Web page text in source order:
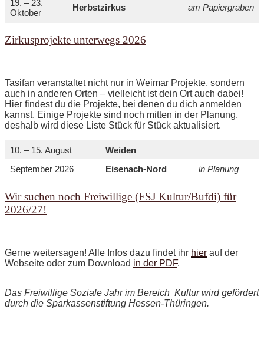
19. – 23.
Oktober
Herbstzirkus am Papiergraben
Zirkusprojekte unterwegs 2026
Tasifan veranstaltet nicht nur in Weimar Projekte, sondern
auch in anderen Orten – vielleicht ist dein Ort auch dabei!
Hier findest du die Projekte, bei denen du dich anmelden
kannst. Einige Projekte sind noch mitten in der Planung,
deshalb wird diese Liste Stück für Stück aktualisiert.
10. – 15. August
Weiden
September 2026
Eisenach-Nord in Planung
Wir suchen noch Freiwillige (FSJ Kultur/Bufdi) für
2026/27!
Gerne weitersagen! Alle Infos dazu findet ihr hier auf der
Webseite oder zum Download in der PDF.
Das Freiwillige Soziale Jahr im Bereich Kultur wird gefördert
durch die Sparkassenstiftung Hessen-Thüringen.